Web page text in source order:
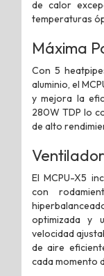
de calor
temperaturas
Máxima
Con 5
aluminio, el
y mejora la
280W TDP lo
de alto
El MCPU-X5
con
optimizada y
velocidad
de aire
cada momento